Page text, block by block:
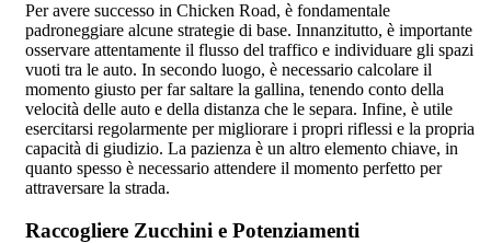
Per avere successo in Chicken Road, è fondamentale
padroneggiare alcune strategie di base. Innanzitutto, è importante
osservare attentamente il flusso del traffico e individuare gli spazi
vuoti tra le auto. In secondo luogo, è necessario calcolare il
momento giusto per far saltare la gallina, tenendo conto della
velocità delle auto e della distanza che le separa. Infine, è utile
esercitarsi regolarmente per migliorare i propri riflessi e la propria
capacità di giudizio. La pazienza è un altro elemento chiave, in
quanto spesso è necessario attendere il momento perfetto per
attraversare la strada.
Raccogliere Zucchini e Potenziamenti